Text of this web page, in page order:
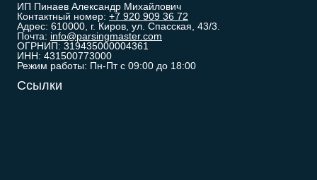
ИП Пинаев Александр Михайлович
Контактный номер: +7 920 909 36 72
Адрес: 610000, г. Киров, ул. Спасская, 43/3.
Почта: info@parsingmaster.com
ОГРНИП: 319435000004361
ИНН: 431500773000
Режим работы: Пн-Пт с 09:00 до 18:00
Ссылки